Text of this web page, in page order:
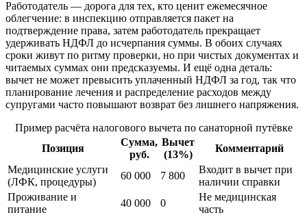
Работодатель — дорога для тех, кто ценит ежемесячное
облегчение: в инспекцию отправляется пакет на
подтверждение права, затем работодатель прекращает
удерживать НДФЛ до исчерпания суммы. В обоих случаях
сроки живут по ритму проверки, но при чистых документах и
читаемых суммах они предсказуемы. И ещё одна деталь:
вычет не может превысить уплаченный НДФЛ за год, так что
планирование лечения и распределение расходов между
супругами часто повышают возврат без лишнего напряжения.
Пример расчёта налогового вычета по санаторной путёвке
Позиция
Сумма,
руб.
Вычет
(13%)
Комментарий
Медицинские услуги
(ЛФК, процедуры)
60 000 7 800
Входит в вычет при
наличии справки
Проживание и
питание
40 000 0
Не медицинская
часть